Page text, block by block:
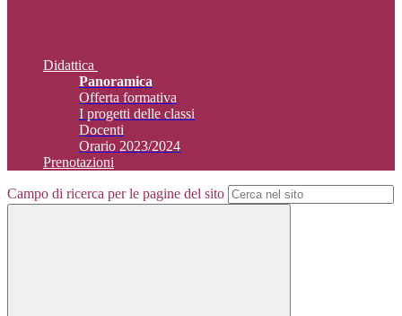
Didattica
Panoramica
Offerta formativa
I progetti delle classi
Docenti
Orario 2023/2024
Prenotazioni
Campo di ricerca per le pagine del sito